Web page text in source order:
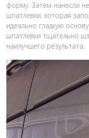
форму. Затем нанесли
шпатлевки, которая
идеально гладкую
шпатлевки тщательно
наилучшего результата.